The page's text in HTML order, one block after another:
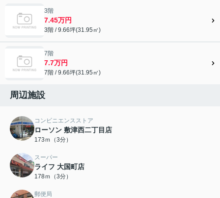
3階
7.45万円
3階 / 9.66坪(31.95㎡)
7階
7.7万円
7階 / 9.66坪(31.95㎡)
周辺施設
コンビニエンスストア
ローソン 敷津西二丁目店
173ｍ（3分）
スーパー
ライフ 大国町店
178ｍ（3分）
郵便局